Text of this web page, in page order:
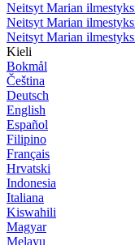
Neitsyt Marian
Neitsyt Marian
Neitsyt Marian
Kieli
Bokmål
Čeština
Deutsch
English
Español
Filipino
Français
Hrvatski
Indonesia
Italiana
Kiswahili
Magyar
Melayu